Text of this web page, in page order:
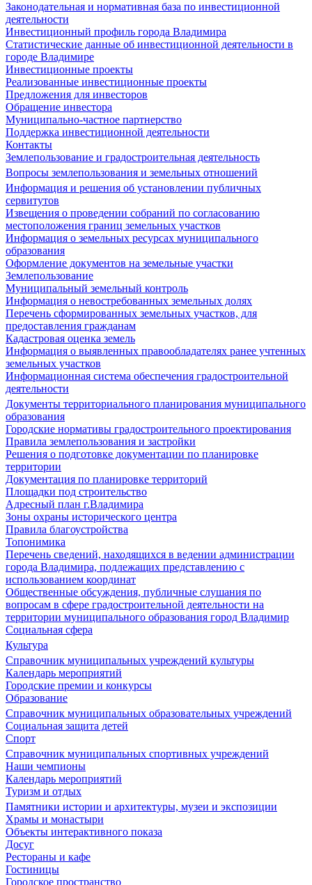
Законодательная и нормативная база по инвестиционной
деятельности
Инвестиционный профиль города Владимира
Статистические данные об инвестиционной деятельности в
городе Владимире
Инвестиционные проекты
Реализованные инвестиционные проекты
Предложения для инвесторов
Обращение инвестора
Муниципально-частное партнерство
Поддержка инвестиционной деятельности
Контакты
Землепользование и градостроительная деятельность
Вопросы землепользования и земельных отношений
Информация и решения об установлении публичных
сервитутов
Извещения о проведении собраний по согласованию
местоположения границ земельных участков
Информация о земельных ресурсах муниципального
образования
Оформление документов на земельные участки
Землепользование
Муниципальный земельный контроль
Информация о невостребованных земельных долях
Перечень сформированных земельных участков, для
предоставления гражданам
Кадастровая оценка земель
Информация о выявленных правообладателях ранее учтенных
земельных участков
Информационная система обеспечения градостроительной
деятельности
Документы территориального планирования муниципального
образования
Городские нормативы градостроительного проектирования
Правила землепользования и застройки
Решения о подготовке документации по планировке
территории
Документация по планировке территорий
Площадки под строительство
Адресный план г.Владимира
Зоны охраны исторического центра
Правила благоустройства
Топонимика
Перечень сведений, находящихся в ведении администрации
города Владимира, подлежащих представлению с
использованием координат
Общественные обсуждения, публичные слушания по
вопросам в сфере градостроительной деятельности на
территории муниципального образования город Владимир
Социальная сфера
Культура
Справочник муниципальных учреждений культуры
Календарь мероприятий
Городские премии и конкурсы
Образование
Справочник муниципальных образовательных учреждений
Социальная защита детей
Спорт
Справочник муниципальных спортивных учреждений
Наши чемпионы
Календарь мероприятий
Туризм и отдых
Памятники истории и архитектуры, музеи и экспозиции
Храмы и монастыри
Объекты интерактивного показа
Досуг
Рестораны и кафе
Гостиницы
Городское пространство